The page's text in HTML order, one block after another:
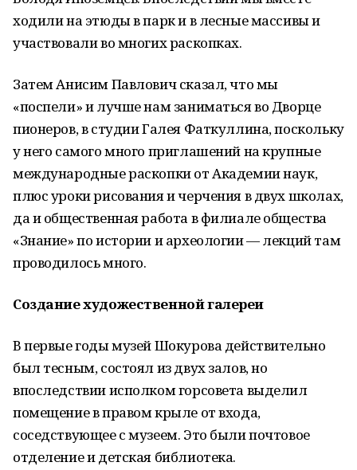
ходили на этюды в парк и в лесные массивы и
участвовали во многих раскопках.
Затем Анисим Павлович сказал, что мы
«поспели» и лучше нам заниматься во Дворце
пионеров, в студии Галея Фаткуллина, поскольку
у него самого много приглашений на крупные
международные раскопки от Академии наук,
плюс уроки рисования и черчения в двух школах,
да и общественная работа в филиале общества
«Знание» по истории и археологии — лекций там
проводилось много.
Создание художественной галереи
В первые годы музей Шокурова действительно
был тесным, состоял из двух залов, но
впоследствии исполком горсовета выделил
помещение в правом крыле от входа,
соседствующее с музеем. Это были почтовое
отделение и детская библиотека.